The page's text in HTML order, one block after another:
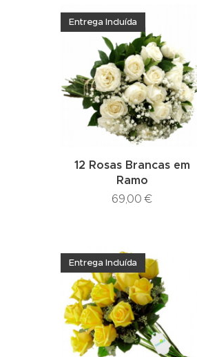
12 Rosas Brancas em
Ramo
Entrega Incluída
69,00 €
Entrega Incluída